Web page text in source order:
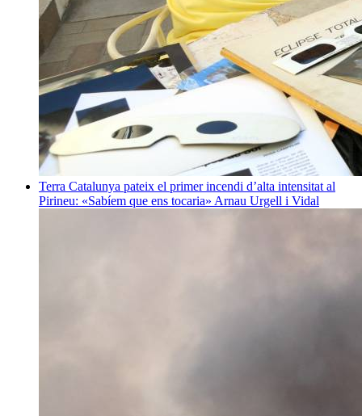
Terra Catalunya pateix el primer incendi d’alta intensitat al
Pirineu: «Sabíem que ens tocaria» Arnau Urgell i Vidal